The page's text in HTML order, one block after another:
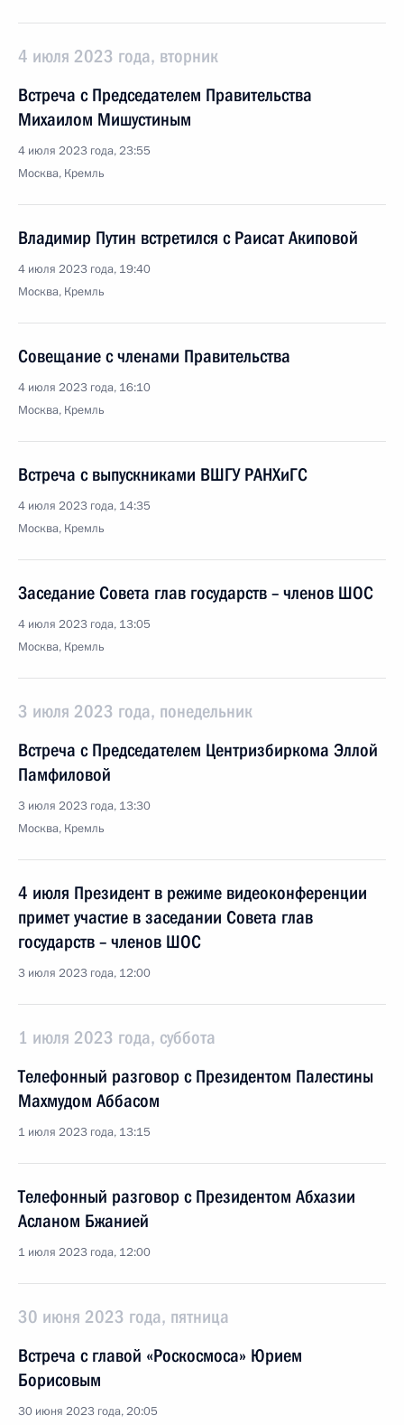
4 июля 2023 года, вторник
Встреча с Председателем Правительства
Михаилом Мишустиным
4 июля 2023 года, 23:55
Москва, Кремль
Владимир Путин встретился с Раисат Акиповой
4 июля 2023 года, 19:40
Москва, Кремль
Совещание с членами Правительства
4 июля 2023 года, 16:10
Москва, Кремль
Встреча с выпускниками ВШГУ РАНХиГС
4 июля 2023 года, 14:35
Москва, Кремль
Заседание Совета глав государств – членов ШОС
4 июля 2023 года, 13:05
Москва, Кремль
3 июля 2023 года, понедельник
Встреча с Председателем Центризбиркома Эллой
Памфиловой
3 июля 2023 года, 13:30
Москва, Кремль
4 июля Президент в режиме видеоконференции
примет участие в заседании Совета глав
государств – членов ШОС
3 июля 2023 года, 12:00
1 июля 2023 года, суббота
Телефонный разговор с Президентом Палестины
Махмудом Аббасом
1 июля 2023 года, 13:15
Телефонный разговор с Президентом Абхазии
Асланом Бжанией
1 июля 2023 года, 12:00
30 июня 2023 года, пятница
Встреча с главой «Роскосмоса» Юрием
Борисовым
30 июня 2023 года, 20:05